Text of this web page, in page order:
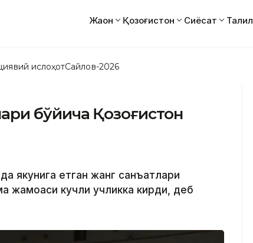
Жаҳон Қозоғистон Сиёсат Таҳлил
ислоҳотСайлов-2026
бўйича Қозоғистон
якунига етган жанг санъатлари
жамоаси кучли учликка кирди, деб